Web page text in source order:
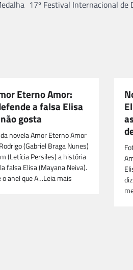
17º Festival Internacional de
Eterno Amor:
a falsa Elisa
gosta
novela Amor Eterno Amor
(Gabriel Braga Nunes)
(Letícia Persiles) a história
falsa Elisa (Mayana Neiva).
o anel que A…Leia mais